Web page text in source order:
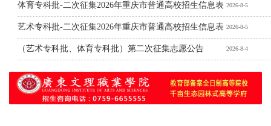
体育专科批-二次征集2026年重庆市普通高校招生信息表 2026-8-5
艺术专科批-二次征集2026年重庆市普通高校招生信息表 2026-8-5
（艺术专科批、体育专科批）第二次征集志愿公告 2026-8-4